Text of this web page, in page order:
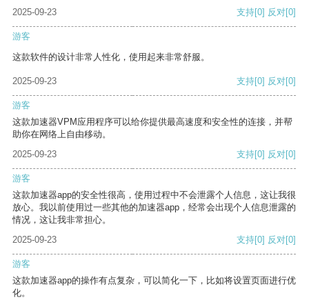
2025-09-23 支持[0] 反对[0]
游客
这款软件的设计非常人性化，使用起来非常舒服。
2025-09-23 支持[0] 反对[0]
游客
这款加速器VPM应用程序可以给你提供最高速度和安全性的连接，并帮
助你在网络上自由移动。
2025-09-23
支持[0] 反对[0]
游客
这款加速器app的安全性很高，使用过程中不会泄露个人信息，这让我很
放心。我以前使用过一些其他的加速器app，经常会出现个人信息泄露的
情况，这让我非常担心。
2025-09-23
支持[0] 反对[0]
游客
这款加速器app的操作有点复杂，可以简化一下，比如将设置页面进行优
化。